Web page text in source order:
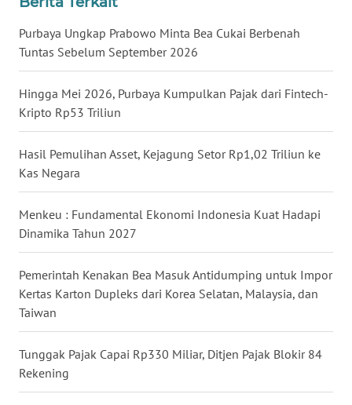
Purbaya Ungkap Prabowo Minta Bea Cukai Berbenah
Tuntas Sebelum September 2026
Hingga Mei 2026, Purbaya Kumpulkan Pajak dari Fintech-
Kripto Rp53 Triliun
Hasil Pemulihan Asset, Kejagung Setor Rp1,02 Triliun ke
Kas Negara
Menkeu : Fundamental Ekonomi Indonesia Kuat Hadapi
Dinamika Tahun 2027
Pemerintah Kenakan Bea Masuk Antidumping untuk Impor
Kertas Karton Dupleks dari Korea Selatan, Malaysia, dan
Taiwan
Tunggak Pajak Capai Rp330 Miliar, Ditjen Pajak Blokir 84
Rekening
NUSANTARA
JOGJA
WN
JATIM
WN
BALI
WN
KALBAR
WN
WN
KALTARA